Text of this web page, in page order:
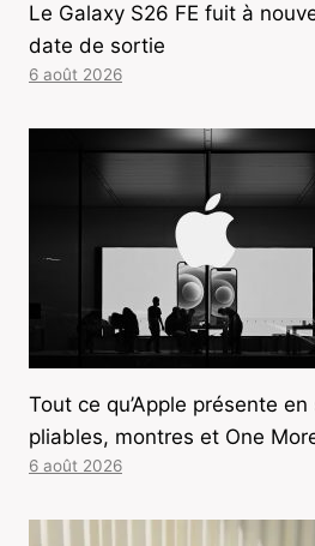
Le Galaxy S26 FE fuit à
date de sortie
6 août 2026
Tout ce qu’Apple présente
pliables, montres et One
6 août 2026